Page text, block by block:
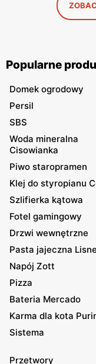
Popularne
Domek ogrodowy
Persil
SBS
Woda mineralna
Cisowianka
Piwo staropramen
Klej do styropianu
Szlifierka kątowa
Fotel gamingowy
Drzwi wewnętrzne
Pasta jajeczna
Napój Zott
Pizza
Bateria Mercado
Karma dla kota
Sistema
Przetwory